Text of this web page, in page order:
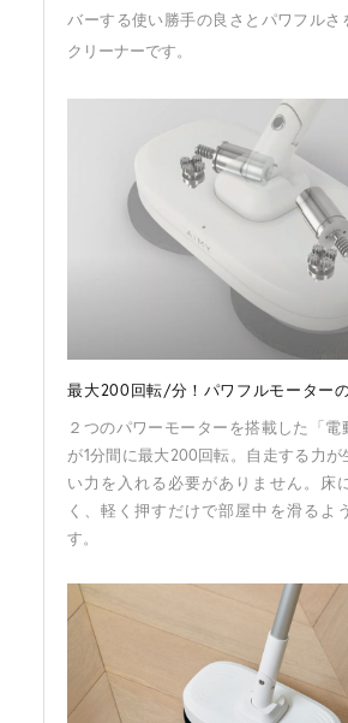
バーする使い勝手の良さとパワフルさ
クリーナーです。
最大200回転/分！パワフルモーター
２つのパワーモーターを搭載した「電
が1分間に最大200回転。自走する力
い力を入れる必要がありません。床
く、軽く押すだけで部屋中を滑るよ
す。